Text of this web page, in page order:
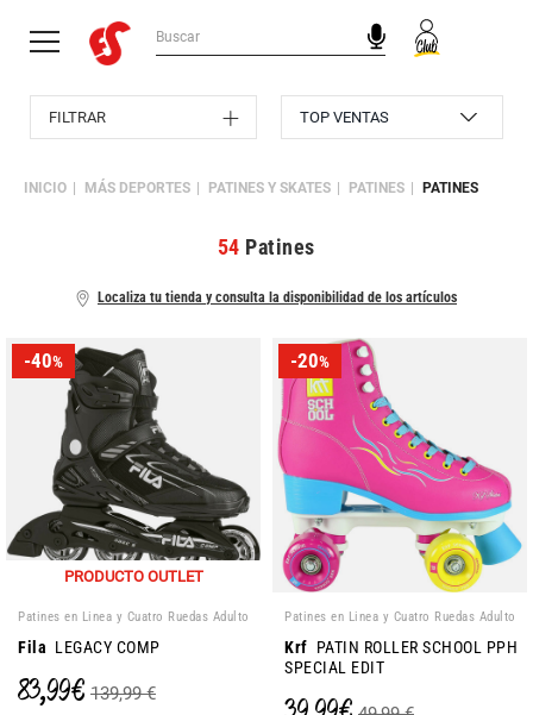
INICIO MÁS DEPORTES PATINES Y SKATES PATINES PATINES
Localiza tu tienda y consulta la disponibilidad de los artículos
54 Patines
-40%
PRODUCTO OUTLET
Patines en Linea y Cuatro Ruedas Adulto
Fila LEGACY COMP
83,99 € 139,99 €
-20%
Patines en Linea y Cuatro Ruedas Adulto
Krf PATIN ROLLER SCHOOL PPH
SPECIAL EDIT
FILTRAR